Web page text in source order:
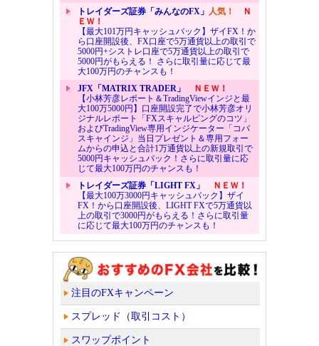
トレイダーズ証券「みんなのFX」 人気！
Ｎ
ＥＷ！
【最大101万円キャッシュバック】ザイFX！か
ら口座開設後、FX口座で5万通貨以上の取引で
5000円+シストレ口座で5万通貨以上の取引で
5000円がもらえる！ さらに取引量に応じて最
大100万円のチャンスも！
JFX「MATRIX TRADER」
ＮＥＷ！
【小林芳彦レポート＆TradingViewインジと最
大100万5000円】口座開設完了で小林芳彦オリ
ジナルレポート「FXスキャルピングのコツ」
およびTradingView専用インジケーター「コバ
スキャインジ」当日プレゼント＆専用フォー
ムからの申込と合計1万通貨以上の新規取引で
5000円キャッシュバック！さらに取引量に応
じて最大100万円のチャンスも！
トレイダーズ証券「LIGHT FX」
ＮＥＷ！
【最大100万3000円キャッシュバック】ザイ
FX！から口座開設後、LIGHT FXで5万通貨以
上の取引で3000円がもらえる！さらに取引量
に応じて最大100万円のチャンスも！
注目のFXキャンペーン
スプレッド（取引コスト）
スワップポイント